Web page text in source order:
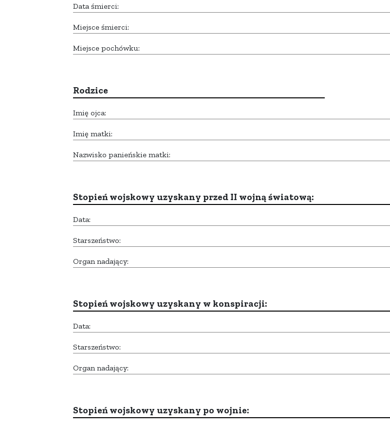
Data śmierci:
Miejsce śmierci:
Miejsce pochówku:
Rodzice
Imię ojca:
Imię matki:
Nazwisko panieńskie matki:
Stopień wojskowy uzyskany przed II wojną światową:
Data:
Starszeństwo:
Organ nadający:
Stopień wojskowy uzyskany w konspiracji:
Data:
Starszeństwo:
Organ nadający:
Stopień wojskowy uzyskany po wojnie: